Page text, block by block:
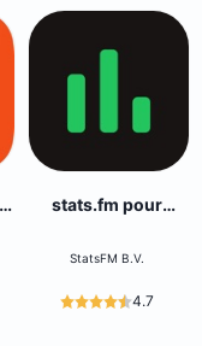
stats.fm pour
StatsFM B.V.
4.7